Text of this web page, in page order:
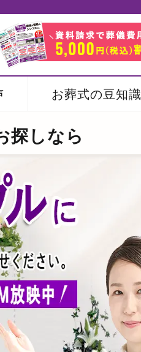
お葬式の豆知識
探しなら